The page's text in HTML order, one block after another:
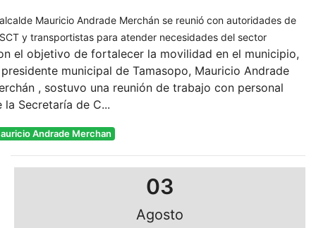
Mauricio Andrade Merchán se reunió con autoridades de
y transportistas para atender necesidades del sector
el objetivo de fortalecer la movilidad en el municipio,
municipal de Tamasopo, Mauricio Andrade
, sostuvo una reunión de trabajo con personal
la Secretaría de C...
Andrade Merchan
03
Agosto